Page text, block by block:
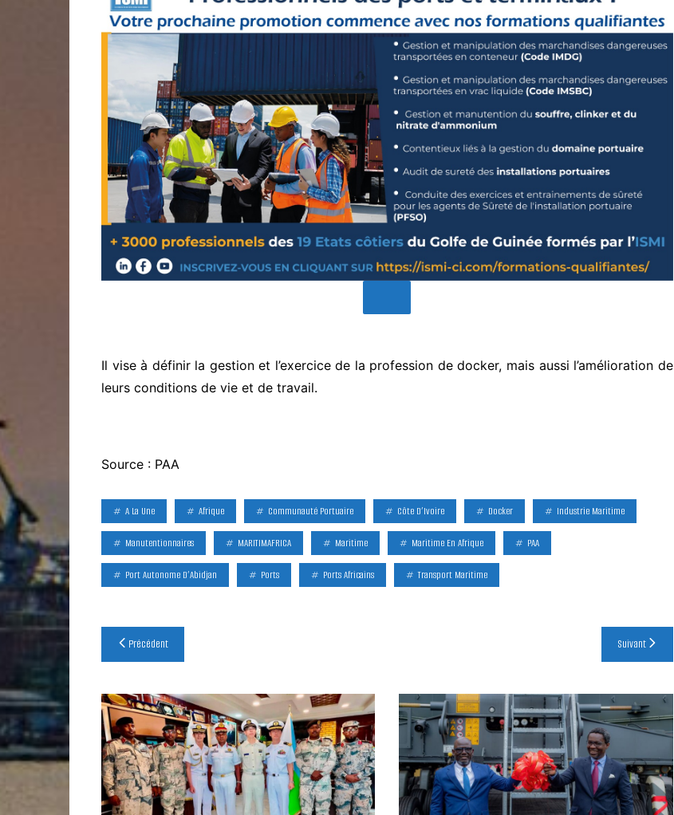
Il vise à définir la gestion et l’exercice de la profession de docker, mais aussi l’amélioration de
leurs conditions de vie et de travail.
Source : PAA
A La Une Afrique Communauté Portuaire Côte D’Ivoire Docker Industrie Maritime
Manutentionnaires MARITIMAFRICA Maritime Maritime En Afrique PAA
Port Autonome D’Abidjan Ports Ports Africains Transport Maritime
Navigation
de
l’article
Précédent Suivant